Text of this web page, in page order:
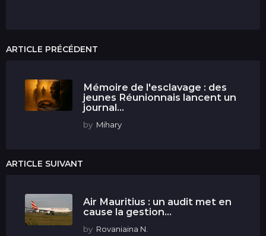
ARTICLE PRÉCÉDENT
Mémoire de l'esclavage : des
jeunes Réunionnais lancent un
journal...
by Mihary
ARTICLE SUIVANT
Air Mauritius : un audit met en
cause la gestion...
by Rovaniaina N.